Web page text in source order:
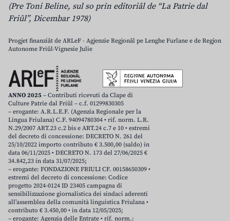
(Pre Toni Beline, sul so prin editoriâl de “La Patrie dal
Friûl”, Dicembar 1978)
Progjet finanziât de ARLeF - Agjenzie Regjonâl pe Lenghe Furlane e de Regjon
Autonome Friûl-Vignesie Julie
ANNO 2025 – Contributi ricevuti da Clape di
Culture Patrie dal Friûl – c.f. 01299830305
– erogante: A.R.L.E.F. (Agenzia Regionale per la
Lingua Friulana) C.F. 94094780304 • rif. norm. L.R.
N.29/2007 ART.23 c.2 bis e ART.24 c.7 e 10 • estremi
del decreto di concessione: DECRETO N. 261 del
25/10/2022 importo contributo € 3.500,00 (saldo) in
data 06/11/2025 • DECRETO N. 173 del 27/06/2025 €
34.842,23 in data 31/07/2025;
– erogante: FONDAZIONE FRIULI CF. 00158650309 •
estremi del decreto di concessione: Codice
progetto 2024-0124 ID 23405 campagna di
sensibilizzazione giornalistica dei sindaci aderenti
all’assemblea della comunità linguistica Friulana •
contributo € 3.450,00 • in data 12/05/2025;
– erogante: Agenzia delle Entrate • rif. norm.: